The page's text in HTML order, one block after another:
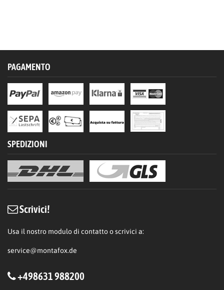
PAGAMENTO
SPEDIZIONI
Scrivici!
Usa il nostro modulo di contatto o scrivici a:
service@montafox.de
+498631 988200